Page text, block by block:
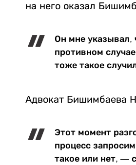
на него оказал
Он мне указывал,
противном
тоже такое
Адвокат Бишимбаева
Этот момент
процесс
такое или нет, —